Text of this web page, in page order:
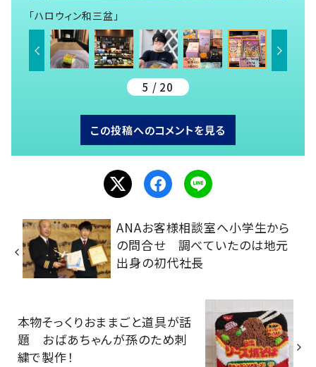
「ハロウィン和三盆」
5 / 20
この投稿へのコメントを見る
ANAお客様相談室へ小学生から
の問合せ 調べていたのは地元
出身の初代社長
本物そっくりおままごと道具が話
題 おばあちゃんが孫のため刺
繍で製作！